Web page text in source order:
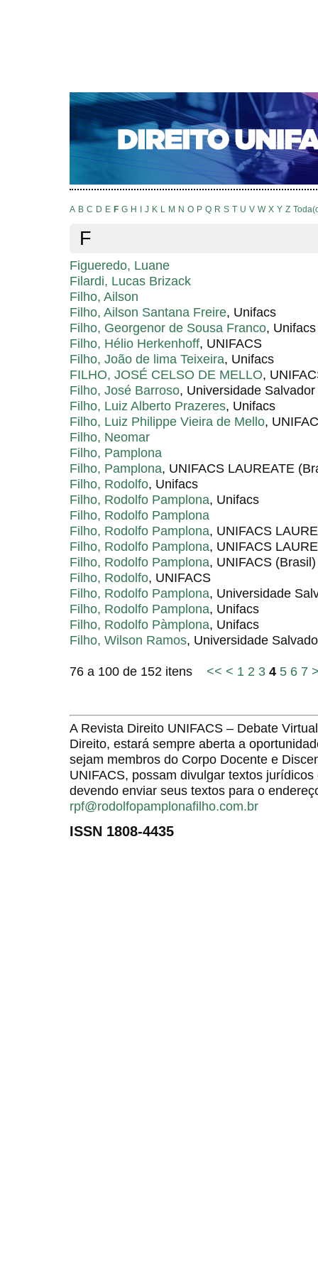
CAPA SOBRE ACESSO CADASTRO
NOTÍCIAS
EDIÇÕES DE Nº 1 A 100 WEBMAIL
Capa>Pesquisa> Índice de autores
Índice de autores
A B C D E F G H J K L M N O P Q R S T U V W X Y Z
F
Figueredo, Luane
Filardi, Lucas Brizack
Filho, Ailson
Filho, Ailson Santana Freire, Unifacs
Filho, Georgenor de Sousa Franco, Unifacs
Filho, Hélio Herkenhoff, UNIFACS
Filho, João de lima Teixeira, Unifacs
FILHO, JOSÉ CELSO DE MELLO,
Filho, José Barroso, Universidade Salvador
Filho, Luiz Alberto Prazeres, Unifacs
Filho, Luiz Philippe Vieira de Mello,
Filho, Neomar
Filho, Pamplona
Filho, Pamplona, UNIFACS LAUREATE
Filho, Rodolfo, Unifacs
Filho, Rodolfo Pamplona, Unifacs
Filho, Rodolfo Pamplona
Filho, Rodolfo Pamplona, UNIFACS
Filho, Rodolfo Pamplona, UNIFACS
Filho, Rodolfo Pamplona, UNIFACS (Brasil)
Filho, Rodolfo, UNIFACS
Filho, Rodolfo Pamplona, Universidade
Filho, Rodolfo Pamplona, Unifacs
Filho, Rodolfo Pàmplona, Unifacs
Filho, Wilson Ramos, Universidade
76 a 100 de 152 itens << < 1 2 3 4 5 6 7
A Revista Direito UNIFACS – Debate
Direito, estará sempre aberta a
sejam membros do Corpo Docente e
UNIFACS, possam divulgar textos
devendo enviar seus textos para o
rpf@rodolfopamplonafilho.com.br
ISSN 1808-4435